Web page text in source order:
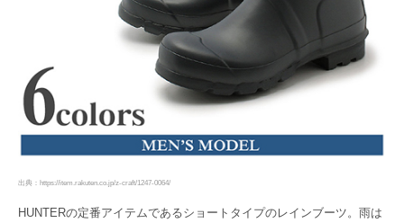
出典：https://item.rakuten.co.jp/z-craft/1247-0064/
HUNTERの定番アイテムであるショートタイプのレインブーツ。雨は